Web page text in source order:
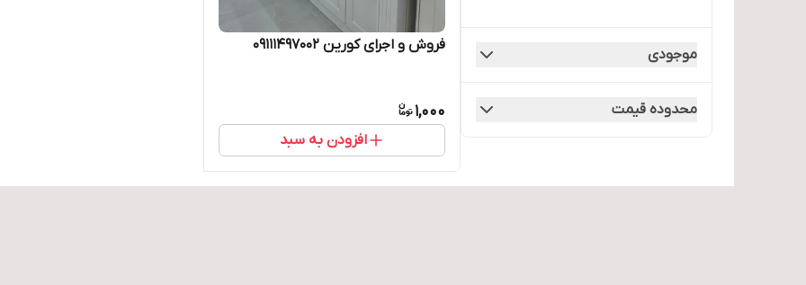
موجودی
محدوده قیمت
فروش و اجرای کورین 09111497002
1,000
افزودن به سبد